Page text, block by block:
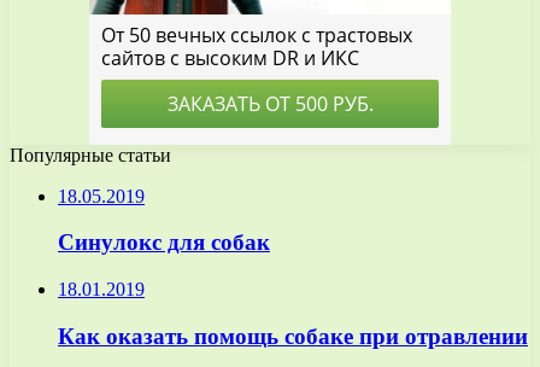
Популярные статьи
18.05.2019
Синулокс для собак
18.01.2019
Как оказать помощь собаке при отравлении